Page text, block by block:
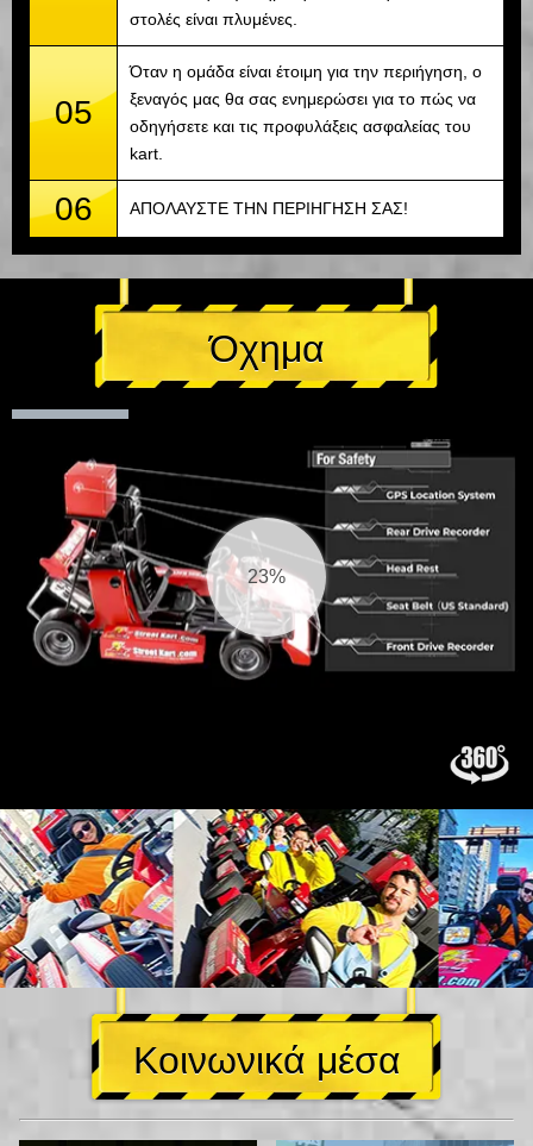
στολές είναι πλυμένες.
05
Όταν η ομάδα είναι έτοιμη για την περιήγηση, ο
ξεναγός μας θα σας ενημερώσει για το πώς να
οδηγήσετε και τις προφυλάξεις ασφαλείας του
kart.
06 ΑΠΟΛΑΥΣΤΕ ΤΗΝ ΠΕΡΙΗΓΗΣΗ ΣΑΣ!
Όχημα
25%
Κοινωνικά μέσα